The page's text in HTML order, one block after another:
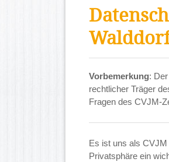
Vorbemerkung: Der
rechtlicher Träger
Fragen des CVJM-
Es ist uns als CVJM
Privatsphäre ein